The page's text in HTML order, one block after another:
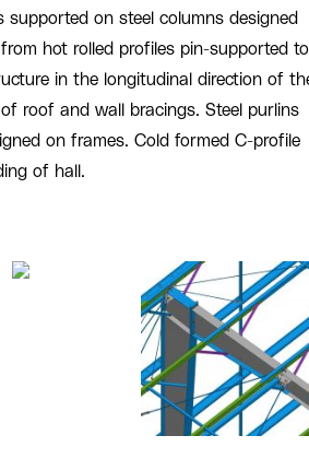
on steel columns designed
hot rolled profiles pin-supported to
in the longitudinal direction of
roof and wall bracings. Steel purlins
on frames. Cold formed C-profile
of hall.